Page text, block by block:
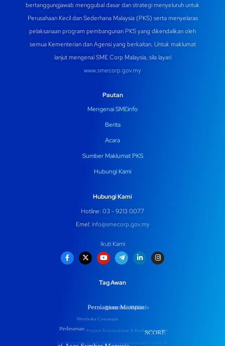
bertanggungjawab menggubal dasar dan strategi menyeluruh untuk
Perusahaan Kecil dan Sederhana Malaysia (PKS) serta menyelaras
pelaksanaan program pembangunan PKS yang dikendalikan oleh
semua Kementerian dan Agensi yang berkaitan. Untuk maklumat
lanjut mengenai SME Corp Malaysia, sila layari
www.smecorp.gov.my
Pautan
Mengenai SMEinfo
Berita
Acara
Sumber Maklumat PKS
Hubungi Kami
Hubungi Kami
Hotline: 03 - 9213 0077
Emel: info@smecorp.gov.my
Ikuti Kami
Tag Awan